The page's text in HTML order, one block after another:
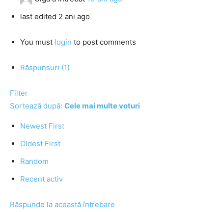
last edited 2 ani ago
You must login to post comments
Răspunsuri (1)
Filter
Sortează după: Cele mai multe voturi
Newest First
Oldest First
Random
Recent activ
Răspunde la această întrebare